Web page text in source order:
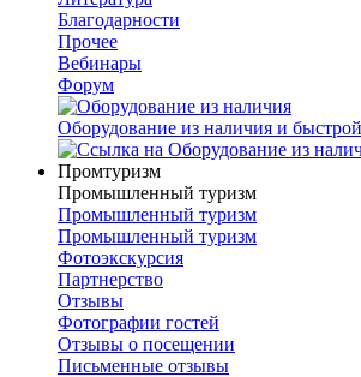
Благодарности
Прочее
Вебинары
Форум
Оборудование из наличия и
Промтуризм
Промышленный туризм
Промышленный туризм
Промышленный туризм
Фотоэкскурсия
Партнерство
Отзывы
Фотографии гостей
Отзывы о посещении
Письменные отзывы